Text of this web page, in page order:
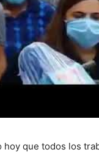
hoy que todos los